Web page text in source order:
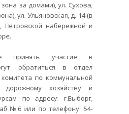
зона за домами), ул. Сухова,
ул. Ульяновская, д. 14 (в
Петровской набережной и
принять участие в
обратиться в отдел
комитета по коммунальной
дорожному хозяйству и
по адресу: г.Выборг,
или по телефону: 54-